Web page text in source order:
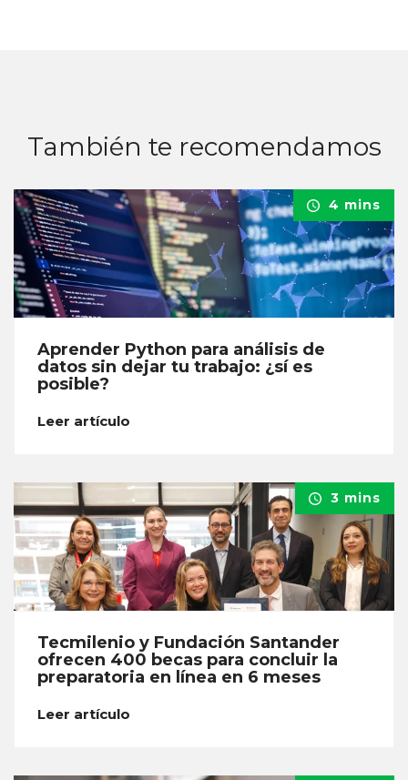
También te recomendamos
4 mins
Aprender Python para análisis de
datos sin dejar tu trabajo: ¿sí es
posible?
Leer artículo
3 mins
Tecmilenio y Fundación Santander
ofrecen 400 becas para concluir la
preparatoria en línea en 6 meses
Leer artículo